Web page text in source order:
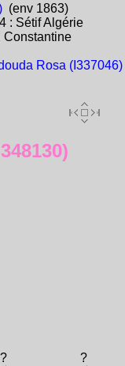
(env 1863)
: Sétif Algérie
Constantine
Rosa (I337046)
?
?